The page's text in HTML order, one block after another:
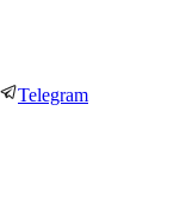
Telegram